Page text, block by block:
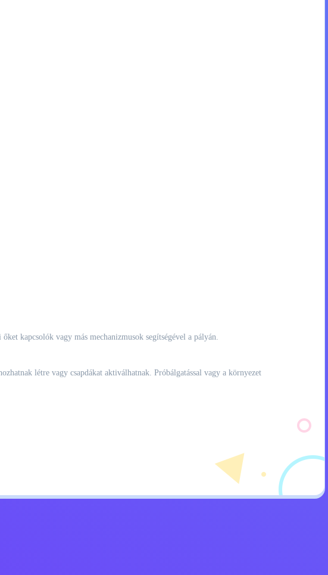
kapcsolók vagy más mechanizmusok segítségével a pályán.
létre vagy csapdákat aktiválhatnak. Próbálgatással vagy a környezet